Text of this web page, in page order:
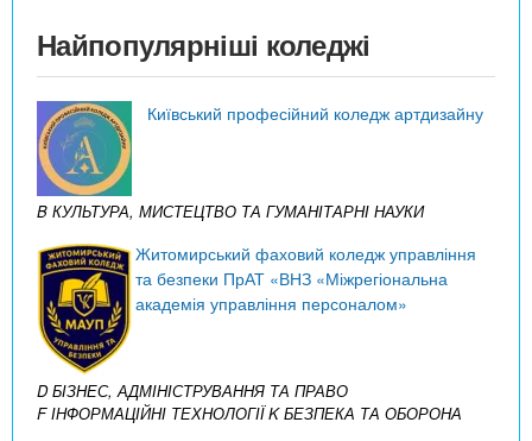
Найпопулярніші коледжі
Київський професійний коледж артдизайну
B КУЛЬТУРА, МИСТЕЦТВО ТА ГУМАНІТАРНІ НАУКИ
Житомирський фаховий коледж управління
та безпеки ПрАТ «ВНЗ «Міжрегіональна
академія управління персоналом»
D БІЗНЕС, АДМІНІСТРУВАННЯ ТА ПРАВО
F ІНФОРМАЦІЙНІ ТЕХНОЛОГІЇK БЕЗПЕКА ТА ОБОРОНА